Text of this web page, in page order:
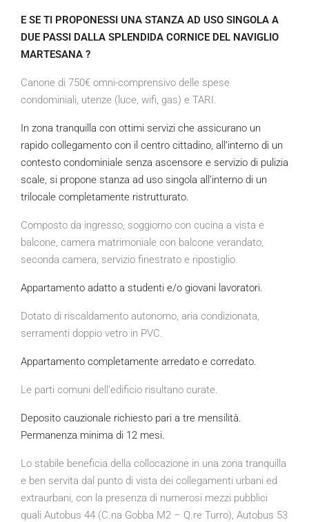
E SE TI PROPONESSI UNA STANZA AD USO SINGOLA A
DUE PASSI DALLA SPLENDIDA CORNICE DEL NAVIGLIO
MARTESANA ?
Canone di 750€ omni-comprensivo delle spese
condominiali, utenze (luce, wifi, gas) e TARI.
In zona tranquilla con ottimi servizi che assicurano un
rapido collegamento con il centro cittadino, all’interno di un
contesto condominiale senza ascensore e servizio di pulizia
scale, si propone stanza ad uso singola all’interno di un
trilocale completamente ristrutturato.
Composto da ingresso, soggiorno con cucina a vista e
balcone, camera matrimoniale con balcone verandato,
seconda camera, servizio finestrato e ripostiglio.
Appartamento adatto a studenti e/o giovani lavoratori.
Dotato di riscaldamento autonomo, aria condizionata,
serramenti doppio vetro in PVC.
Appartamento completamente arredato e corredato.
Le parti comuni dell’edificio risultano curate.
Deposito cauzionale richiesto pari a tre mensilità.
Permanenza minima di 12 mesi.
Lo stabile beneficia della collocazione in una zona tranquilla
e ben servita dal punto di vista dei collegamenti urbani ed
extraurbani, con la presenza di numerosi mezzi pubblici
quali Autobus 44 (C.na Gobba M2 – Q.re Turro), Autobus 53